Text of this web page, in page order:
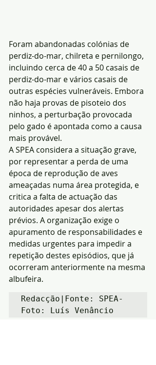
Foram abandonadas colónias de
perdiz-do-mar, chilreta e pernilongo,
incluindo cerca de 40 a 50 casais de
perdiz-do-mar e vários casais de
outras espécies vulneráveis. Embora
não haja provas de pisoteio dos
ninhos, a perturbação provocada
pelo gado é apontada como a causa
mais provável.
A SPEA considera a situação grave,
por representar a perda de uma
época de reprodução de aves
ameaçadas numa área protegida, e
critica a falta de actuação das
autoridades apesar dos alertas
prévios. A organização exige o
apuramento de responsabilidades e
medidas urgentes para impedir a
repetição destes episódios, que já
ocorreram anteriormente na mesma
albufeira.
Redacção|Fonte: SPEA-
Foto: Luís Venâncio